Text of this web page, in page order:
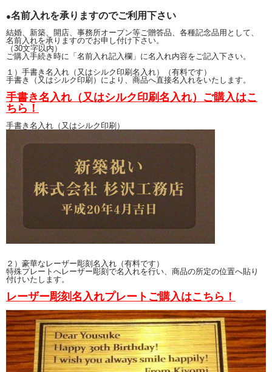
●名前入れを承りますのでご利用下さい
結婚、新築、開店、事務所オープン等ご贈答品、各種記念品用として、
名前入れを承りますのでお申し付け下さい。
（30文字以内）
ご購入手続き時に「名前入れ記入欄」に名入れ内容をご記入下さい。
１）手書き名入れ（又はシルク印刷名入れ）（有料です）
手書き（又はシルク印刷）により、商品へ直接名入れをいたします。
手書き名入れ（又はシルク印刷名入れ）ご購入はこ
ちら！
手書き名入れ（又はシルク印刷）
２）豪華なレーザー彫刻名入れ（有料です）
特殊プレートへレーザー彫刻で名入れを行い、商品の所定の位置へ貼り
付けいたします。
レーザー彫刻名入れプレートご購入はこちら！